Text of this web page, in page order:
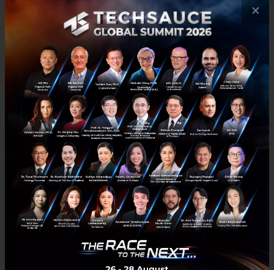
Creative AI Camp for Incoming Society
E-mail :contact@techsauce.co
Tel : 02-001-5375
Mobile : 06-4658-9500
Techsauce Media
About Techsauce
Techsauce Services
×